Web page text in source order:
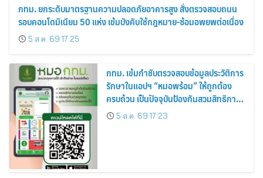
กทม. ยกระดับมาตรฐานความปลอดภัยอาคารสูง สั่งตรวจสอบถนน
รอบคอนโดมิเนียม 50 แห่ง เข้มบังคับใช้กฎหมาย-ซ้อมอพยพต่อเนื่อง
5 ส.ค. 69 17:25
กทม. เข้มกำชับตรวจสอบข้อมูลประวัติการ
รักษาในแอปฯ “หมอพร้อม” ให้ถูกต้อง
ครบถ้วน เป็นปัจจุบันป้องกันสวมสิทธิการ
รักษา5 ส.ค. 69 17:23